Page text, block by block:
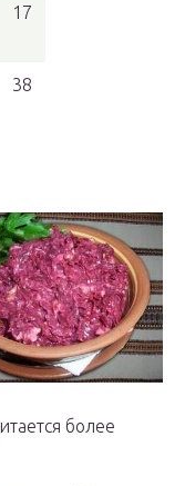
17
38
более